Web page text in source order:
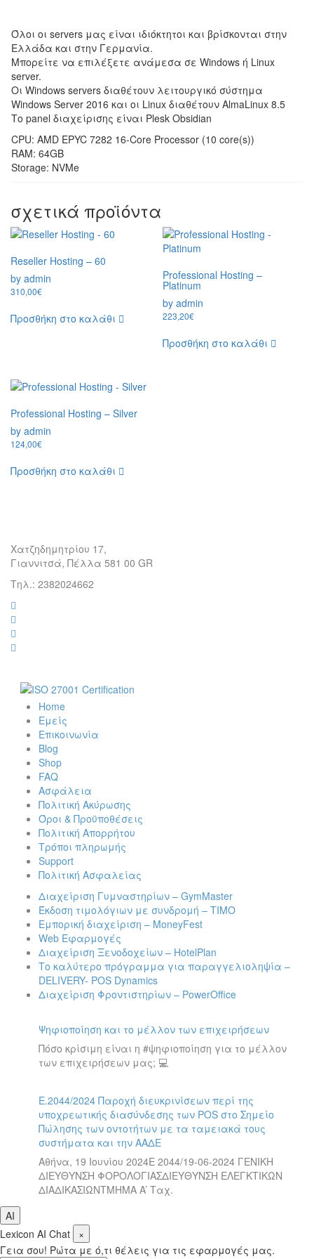
Όλοι οι servers μας είναι ιδιόκτητοι και βρίσκονται στην
Ελλάδα και στην Γερμανία.
Μπορείτε να επιλέξετε ανάμεσα σε Windows ή Linux
server.
Οι Windows servers διαθέτουν λειτουργικό σύστημα
Windows Server 2016 και οι Linux διαθέτουν AlmaLinux 8.5
Το panel διαχείρισης είναι Plesk Obsidian
CPU: AMD EPYC 7282 16-Core Processor (10 core(s))
RAM: 64GB
Storage: NVMe
σχετικά προϊόντα
Reseller Hosting – 60
by admin
310,00€
Προσθήκη στο καλάθι
Professional Hosting –
Platinum
by admin
223,20€
Προσθήκη στο καλάθι
Professional Hosting – Silver
by admin
124,00€
Προσθήκη στο καλάθι
Χατζηδημητρίου 17,
Γιαννιτσά, Πέλλα 581 00 GR
Τηλ.: 2382024662
Home
Εμείς
Επικοινωνία
Blog
Shop
FAQ
Ασφάλεια
Πολιτική Ακύρωσης
Όροι & Προϋποθέσεις
Πολιτική Απορρήτου
Τρόποι πληρωμής
Support
Πολιτική Ασφαλείας
Διαχείριση Γυμναστηρίων – GymMaster
Έκδοση τιμολόγιων με συνδρομή – ΤΙΜΟ
Εμπορική διαχείριση – MoneyFest
Web Εφαρμογές
Διαχείριση Ξενοδοχείων – HotelPlan
Το καλύτερο πρόγραμμα για παραγγελιοληψία –
DELIVERY- POS Dynamics
Διαχείριση Φροντιστηρίων – PowerOffice
Ψηφιοποίηση και το μέλλον των επιχειρήσεων
Πόσο κρίσιμη είναι η #ψηφιοποίηση για το μέλλον
των επιχειρήσεων μας; 💻
Ε.2044/2024 Παροχή διευκρινίσεων περί της
υποχρεωτικής διασύνδεσης των POS στο Σημείο
Πώλησης των οντοτήτων με τα ταμειακά τους
συστήματα και την ΑΑΔΕ
Αθήνα, 19 Ιουνίου 2024Ε 2044/19-06-2024 ΓΕΝΙΚΗ
ΔΙΕΥΘΥΝΣΗ ΦΟΡΟΛΟΓΙΑΣΔΙΕΥΘΥΝΣΗ ΕΛΕΓΚΤΙΚΩΝ
ΔΙΑΔΙΚΑΣΙΩΝΤΜΗΜΑ A’ Ταχ.
AI
Lexicon AI Chat
×
Γεια σου! Ρώτα με ό,τι θέλεις για τις εφαρμογές μας.